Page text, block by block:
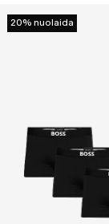
20% nuolaida